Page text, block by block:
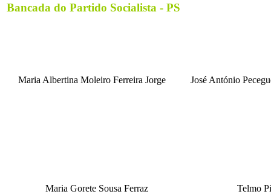
Bancada do Partido Socialista - PS
Maria Albertina Moleiro Ferreira Jorge José António
Maria Gorete Sousa Ferraz Telmo